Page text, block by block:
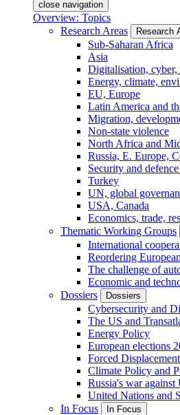
close navigation
Overview: Topics
Research Areas
Research
Sub-Saharan Africa
Asia
Digitalisation,
Energy, climate,
EU, Europe
Latin America and
Migration,
Non-state violence
North Africa and
Russia, E. Europe,
Security and
Turkey
UN, global
USA, Canada
Economics, trade,
Thematic Working Groups
International
Reordering
The challenge of
Economic and
Dossiers
Dossiers
Cybersecurity and
The US and
Energy Policy
European elections
Forced
Climate Policy and
Russia's war against
United Nations and
In Focus
In Focus